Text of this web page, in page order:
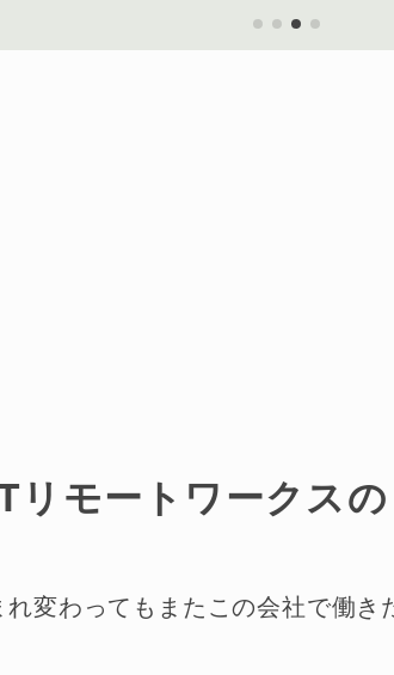
リモートワークスの
変わってもまたこの会社で働